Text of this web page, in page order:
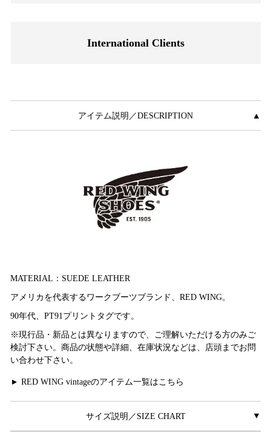
International Clients
アイテム説明／DESCRIPTION ▲
MATERIAL：SUEDE LEATHER
アメリカを代表するワークブーツブランド、RED WING。
90年代、PT91プリントタグです。
※現行品・新品とは異なりますので、ご理解いただける方のみご
検討下さい。商品の状態や詳細、在庫状況などは、店頭までお問
い合わせ下さい。
▲ RED WING vintageのアイテム一覧はこちら
サイズ説明／SIZE CHART ▲